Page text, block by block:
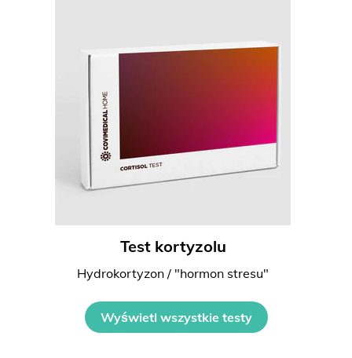
Test kortyzolu
Hydrokortyzon / "hormon stresu"
Wyświetl wszystkie testy